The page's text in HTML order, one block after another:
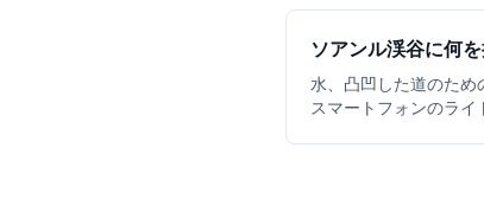
ソアンル渓谷に何
水、凸凹した道のため
スマートフォンのライ